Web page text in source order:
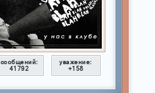
сообщений:
41792
уважение:
+158